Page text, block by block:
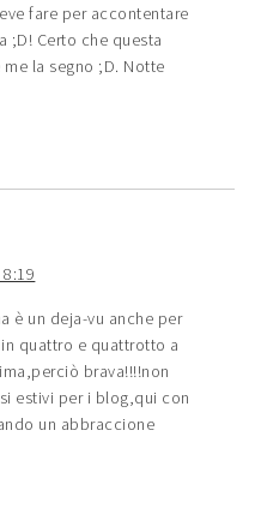
fare per accontentare
;D! Certo che questa
la segno ;D. Notte
è un deja-vu anche per
quattro e quattrotto a
brava!!!!non
estivi per i blog,qui con
un abbraccione